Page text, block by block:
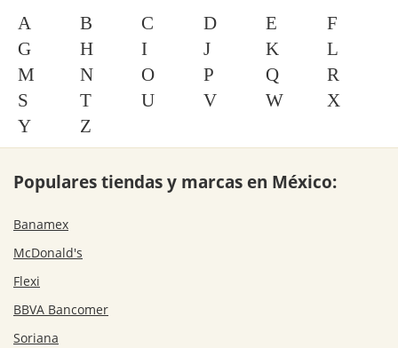
A B C D E
F
G
H I J K
L
M
N O P Q
R
S
T U V W
X
Y
Z
Populares tiendas y marcas en México:
Banamex
McDonald's
Flexi
BBVA Bancomer
Soriana